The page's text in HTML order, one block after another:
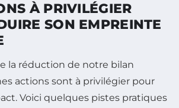
À PRIVILÉGIER
SON EMPREINTE
la réduction de notre bilan
actions sont à privilégier pour
Voici quelques pistes pratiques